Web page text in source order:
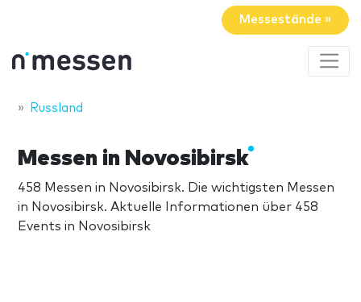
Messestände »
Russland
Messen in Novosibirsk
458 Messen in Novosibirsk. Die wichtigsten Messen
in Novosibirsk. Aktuelle Informationen über 458
Events in Novosibirsk